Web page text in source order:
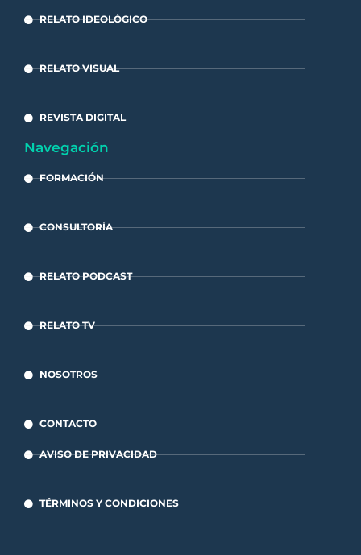
RELATO IDEOLÓGICO
RELATO VISUAL
REVISTA DIGITAL
Navegación
FORMACIÓN
CONSULTORÍA
RELATO PODCAST
RELATO TV
NOSOTROS
CONTACTO
AVISO DE PRIVACIDAD
TÉRMINOS Y CONDICIONES